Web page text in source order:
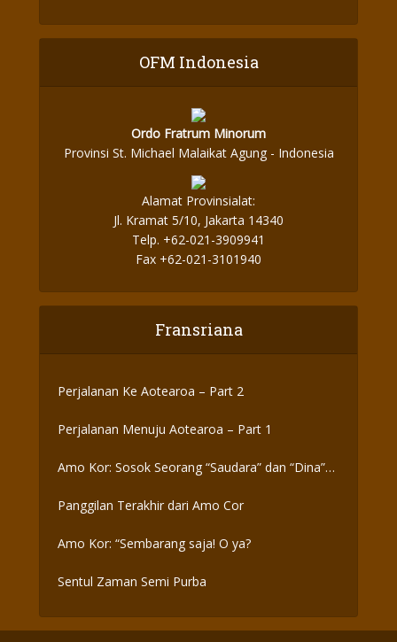
OFM Indonesia
Ordo Fratrum Minorum
Provinsi St. Michael Malaikat Agung - Indonesia
Alamat Provinsialat:
Jl. Kramat 5/10, Jakarta 14340
Telp. +62-021-3909941
Fax +62-021-3101940
Fransriana
Perjalanan Ke Aotearoa – Part 2
Perjalanan Menuju Aotearoa – Part 1
Amo Kor: Sosok Seorang “Saudara” dan “Dina”
Panggilan Terakhir dari Amo Cor
Amo Kor: “Sembarang saja! O ya?
Sentul Zaman Semi Purba